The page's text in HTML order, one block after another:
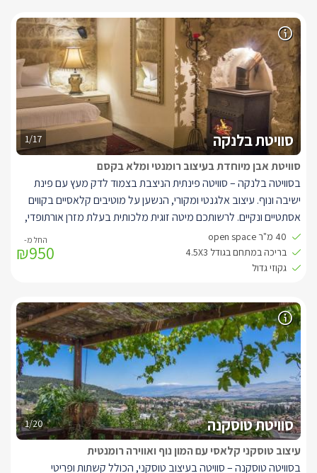
1/17 סוויטת בלנקה
סוויטת אבן מיוחדת בעיצוב רומנטי ומלא בקסם
בסוויטה בלנקה – סוויטה פינתית הניצבת בצמוד לדק מעץ עם פינת
ישיבה ונוף. עיצוב אלגנטי ומקורי, הנשען על מוטיבים קלאסיים בקווים
אסתטיים ונקיים. לרשותכם מיטה זוגית מלכותית בעלת מזרן אורתופדי,
ג'קוזי מלבני גדול, חוויית צפייה מעולה, חלונות גדולים לנוף ולתאורה
טבעית המעוטרים בוילונות החשכה לפי הצורך, פינת ישיבה סלונית
מעוצבת, קמין מפנק, מקלחון נפרד מפנק עם ראש גשם, פינת אוכל,
מחוממת באבן עתיקה (3/ 4.5) המשקיפה לנוף פנורמי וסביבה פינות
ישיבה ודלפק בר הניצבים מול הנוף, צמחייה פסטורלית וערסלים.
40 מ"ר open space
בריכה במתחם בגודל 4.5X3
גקוזי גדול
₪950
1/20 סוויטת טוסקנה
עיצוב טוסקני קלאסי עם המון נוף ואווירה רומנטית
בסוויטה טוסקנה – סוויטה בעיצוב טוסקני, הכולל קשתות ופריטי
במתחם הסוויטות תיהנו מבריכה מחוממת באבן עתיקה (3/ 4.5)
המשקיפה לנוף פנורמי וסביבה פינות ישיבה ודלפק בר הניצבים מול
הנוף, צמחייה פסטורלית וערסלים.